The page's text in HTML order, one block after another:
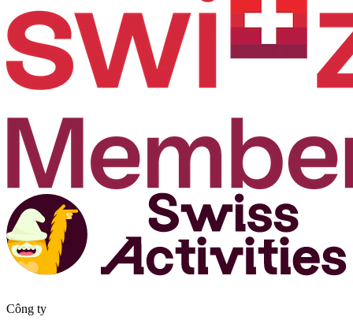
Công ty